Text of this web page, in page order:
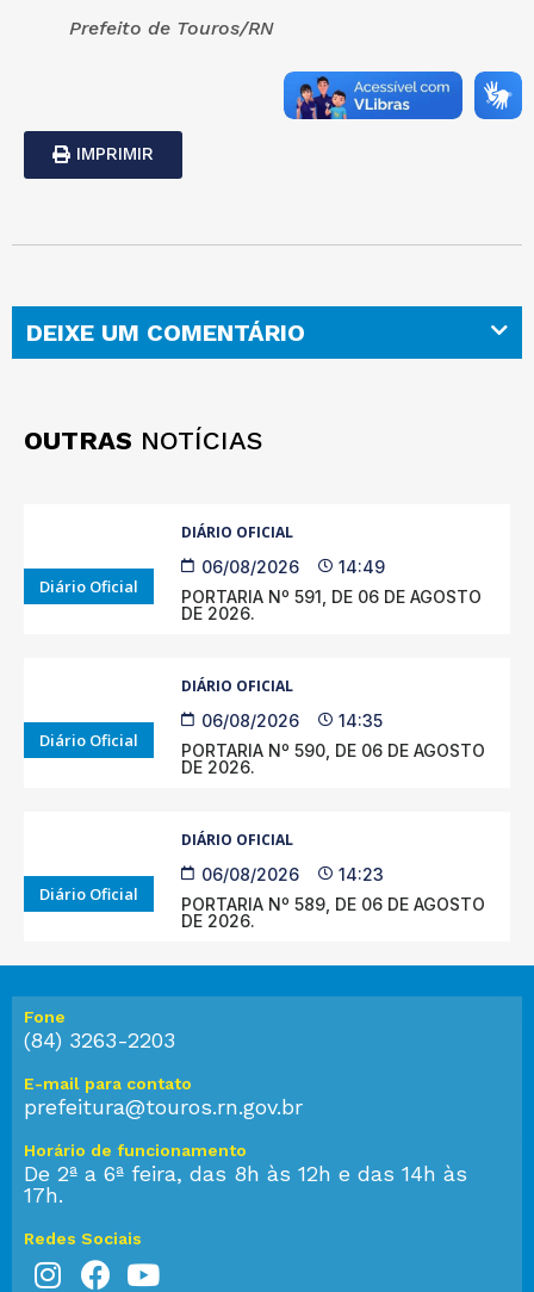
Prefeito de Touros/RN
IMPRIMIR
DEIXE UM COMENTÁRIO
OUTRAS NOTÍCIAS
Diário Oficial
DIÁRIO OFICIAL
06/08/2026
14:49
PORTARIA Nº 591, DE 06 DE AGOSTO
DE 2026.
Diário Oficial
DIÁRIO OFICIAL
06/08/2026
14:35
PORTARIA Nº 590, DE 06 DE AGOSTO
DE 2026.
Diário Oficial
DIÁRIO OFICIAL
06/08/2026
14:23
PORTARIA Nº 589, DE 06 DE AGOSTO
DE 2026.
Fone
(84) 3263-2203
E-mail para contato
prefeitura@touros.rn.gov.br
Horário de funcionamento
De 2ª a 6ª feira, das 8h às 12h e das 14h às
17h.
Redes Sociais